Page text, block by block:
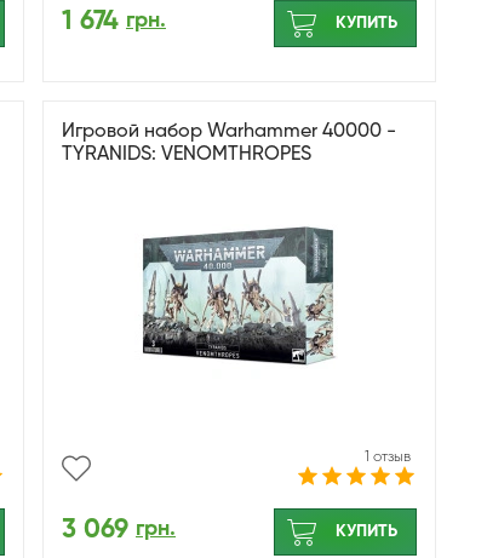
1 674 грн. КУПИТЬ
Игровой набор Warhammer 40000 -
TYRANIDS: VENOMTHROPES
1 отзыв
3 069 грн. КУПИТЬ